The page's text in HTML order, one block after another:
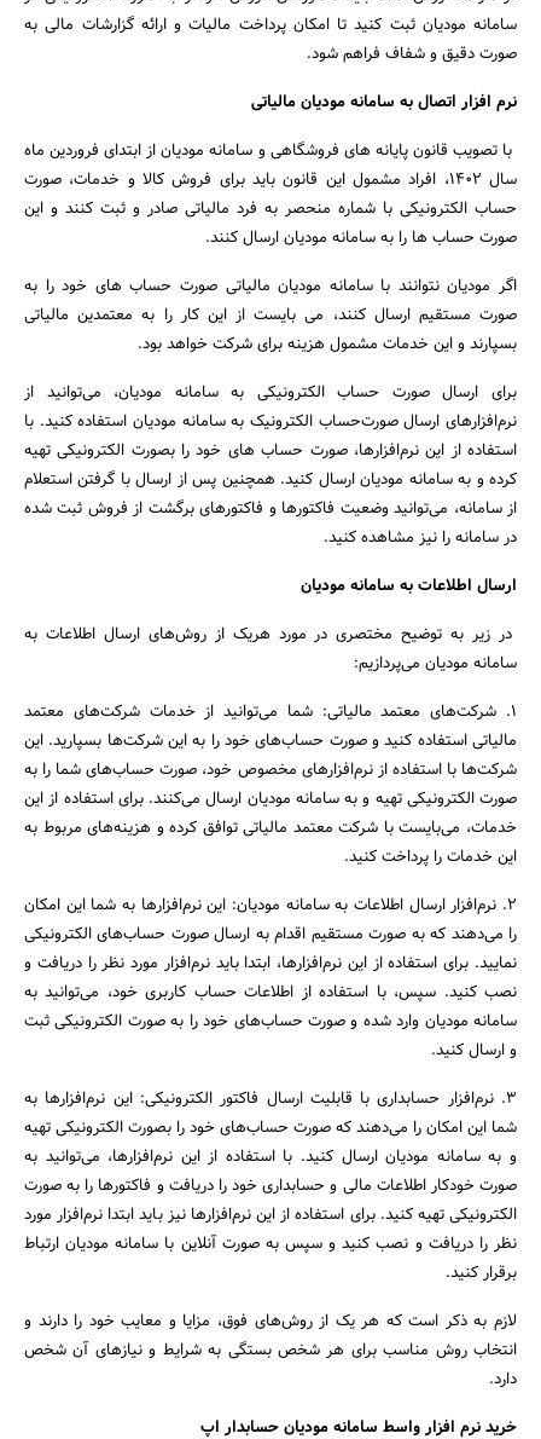
سامانه مودیان ثبت کنید تا امکان پرداخت مالیات و ارائه گزارشات مالی به
صورت دقیق و شفاف فراهم شود.
نرم افزار اتصال به سامانه مودیان مالیاتی
با تصویب قانون پایانه های فروشگاهی و سامانه مودیان از ابتدای فروردین ماه
سال 1402، افراد مشمول این قانون باید برای فروش کالا و خدمات، صورت
حساب الکترونیکی با شماره منحصر به فرد مالیاتی صادر و ثبت کنند و این
صورت حساب ها را به سامانه مودیان ارسال کنند.
اگر مودیان نتوانند با سامانه مودیان مالیاتی صورت حساب های خود را به
صورت مستقیم ارسال کنند، می بایست از این کار را به معتمدین مالیاتی
بسپارند و این خدمات مشمول هزینه برای شرکت خواهد بود.
برای ارسال صورت حساب الکترونیکی به سامانه مودیان، می‌توانید از
نرم‌افزارهای ارسال صورت‌حساب الکترونیک به سامانه مودیان استفاده کنید. با
استفاده از این نرم‌افزارها، صورت حساب های خود را بصورت الکترونیکی تهیه
کرده و به سامانه مودیان ارسال کنید. همچنین پس از ارسال با گرفتن استعلام
از سامانه، می‌توانید وضعیت فاکتور‌ها و فاکتورهای برگشت از فروش ثبت شده
در سامانه را نیز مشاهده کنید.
ارسال اطلاعات به سامانه مودیان
در زیر به توضیح مختصری در مورد هریک از روش‌های ارسال اطلاعات به
سامانه مودیان می‌پردازیم:
1. شرکت‌های معتمد مالیاتی: شما می‌توانید از خدمات شرکت‌های معتمد
مالیاتی استفاده کنید و صورت حساب‌های خود را به این شرکت‌ها بسپارید. این
شرکت‌ها با استفاده از نرم‌افزارهای مخصوص خود، صورت حساب‌های شما را به
صورت الکترونیکی تهیه و به سامانه مودیان ارسال می‌کنند. برای استفاده از این
خدمات، می‌بایست با شرکت معتمد مالیاتی توافق کرده و هزینه‌های مربوط به
این خدمات را پرداخت کنید.
2. نرم‌افزار ارسال اطلاعات به سامانه مودیان: این نرم‌افزارها به شما این امکان
را می‌دهند که به صورت مستقیم اقدام به ارسال صورت حساب‌های الکترونیکی
نمایید. برای استفاده از این نرم‌افزارها، ابتدا باید نرم‌افزار مورد نظر را دریافت و
نصب کنید. سپس، با استفاده از اطلاعات حساب کاربری خود، می‌توانید به
سامانه مودیان وارد شده و صورت حساب‌های خود را به صورت الکترونیکی ثبت
و ارسال کنید.
3. نرم‌افزار حسابداری با قابلیت ارسال فاکتور الکترونیکی: این نرم‌افزارها به
شما این امکان را می‌دهند که صورت حساب‌های خود را بصورت الکترونیکی تهیه
و به سامانه مودیان ارسال کنید. با استفاده از این نرم‌افزارها، می‌توانید به
صورت خودکار اطلاعات مالی و حسابداری خود را دریافت و فاکتورها را به صورت
الکترونیکی تهیه کنید. برای استفاده از این نرم‌افزارها نیز باید ابتدا نرم‌افزار مورد
نظر را دریافت و نصب کنید و سپس به صورت آنلاین با سامانه مودیان ارتباط
برقرار کنید.
لازم به ذکر است که هر یک از روش‌های فوق، مزایا و معایب خود را دارند و
انتخاب روش مناسب برای هر شخص بستگی به شرایط و نیازهای آن شخص
دارد.
خرید نرم افزار واسط سامانه مودیان حسابدار اپ